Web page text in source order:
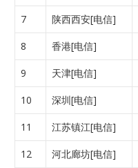
7 陕西西安[电信]
8 香港[电信]
9 天津[电信]
10 深圳[电信]
11 江苏镇江[电信]
12 河北廊坊[电信]